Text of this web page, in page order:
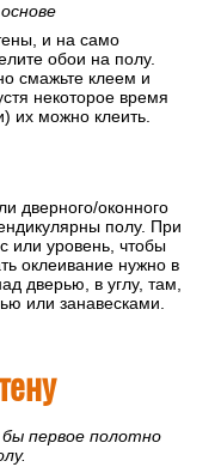
и на само
обои на полу.
смажьте клеем и
некоторое время
их можно клеить.
дверного/оконного
полу. При
или уровень, чтобы
оклеивание нужно в
дверью, в углу, там,
или занавесками.
первое полотно